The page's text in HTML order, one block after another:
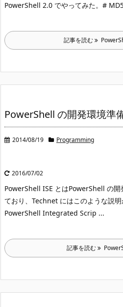
PowerShell 2.0 でやってみた。 #
記事を読む
PowerShell の開発環境準
2014/08/19 Programming
2016/07/02
PowerShell ISE とはPowerShell の開
ており、Technet にはこのような説明
PowerShell Integrated Scrip ...
記事を読む